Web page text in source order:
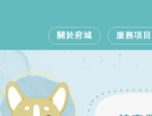
關於府城 服務項目